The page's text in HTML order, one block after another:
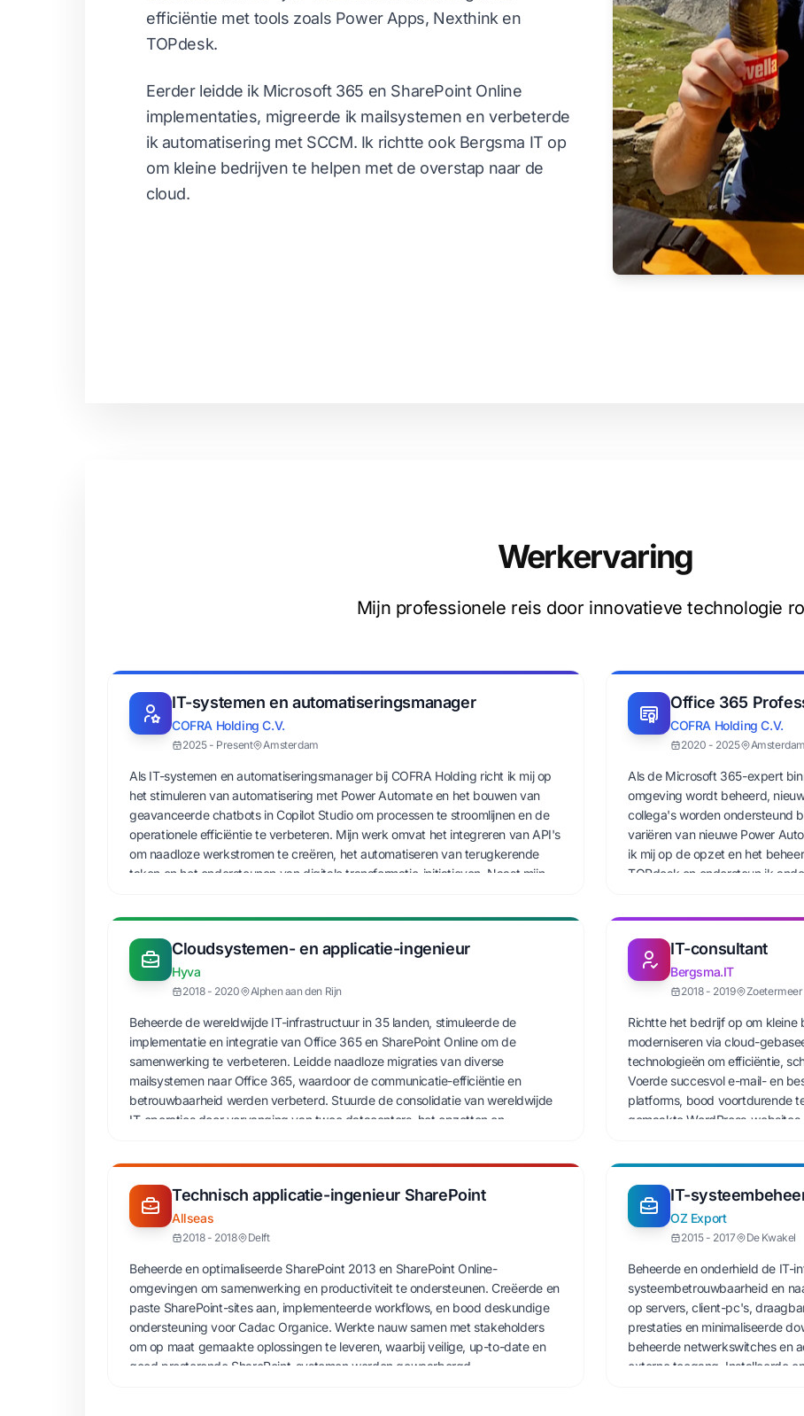
efficiëntie met tools zoals Power Apps, Nexthink en
TOPdesk.
Eerder leidde ik Microsoft 365 en SharePoint Online
implementaties, migreerde ik mailsystemen en verbeterde
ik automatisering met SCCM. Ik richtte ook Bergsma IT op
om kleine bedrijven te helpen met de overstap naar de
cloud.
Werkervaring
Mijn professionele reis door innovatieve technologie
IT-systemen en automatiseringsmanager
COFRA Holding C.V.
2025 - Present Amsterdam
Als IT-systemen en automatiseringsmanager bij COFRA Holding richt ik mij op
het stimuleren van automatisering met Power Automate en het bouwen van
geavanceerde chatbots in Copilot Studio om processen te stroomlijnen en de
operationele efficiëntie te verbeteren. Mijn werk omvat het integreren van API's
om naadloze werkstromen te creëren, het automatiseren van terugkerende
taken en het ondersteunen van digitale transformatie-initiatieven. Naast mijn
en draag ik bij aan diverse IT-projecten waar nodig.
Office 365
COFRA Holding C.V.
2020 - 2025 Amsterdam
Als de Microsoft 365-expert
omgeving wordt beheerd,
collega's worden ondersteund
variëren van nieuwe Power
ik mij op de opzet en het
TOPdesk en ondersteun ik
Cloudsystemen- en applicatie-ingenieur
Hyva
2018 - 2020 Alphen aan den Rijn
Beheerde de wereldwijde IT-infrastructuur in 35 landen, stimuleerde de
implementatie en integratie van Office 365 en SharePoint Online om de
samenwerking te verbeteren. Leidde naadloze migraties van diverse
mailsystemen naar Office 365, waardoor de communicatie-efficiëntie en
betrouwbaarheid werden verbeterd. Stuurde de consolidatie van wereldwijde
IT-operaties door vervanging van twee datacenters, het opzetten en
TOPdesk, loste complexe IT-problemen op en zorgde voor hoge
servicekwaliteit.
IT-consultant
Bergsma.IT
2018 - 2019 Zoetermeer
Richtte het bedrijf op om
moderniseren via cloud-
technologieën om efficiëntie,
Voerde succesvol e-mail- en
platforms, bood voortdurende
gemaakte WordPress-
Technisch applicatie-ingenieur SharePoint
Allseas
2018 - 2018 Delft
Beheerde en optimaliseerde SharePoint 2013 en SharePoint Online-
omgevingen om samenwerking en productiviteit te ondersteunen. Creëerde en
paste SharePoint-sites aan, implementeerde workflows, en bood deskundige
ondersteuning voor Cadac Organice. Werkte nauw samen met stakeholders
om op maat gemaakte oplossingen te leveren, waarbij veilige, up-to-date en
goed presterende SharePoint-systemen werden gewaarborgd.
IT-
OZ Export
2015 - 2017 De Kwakel
Beheerde en onderhield de IT-
systeembetrouwbaarheid en
op servers, client-pc's,
prestaties en minimaliseerde
beheerde netwerkswitches en
externe toegang. Installeerde